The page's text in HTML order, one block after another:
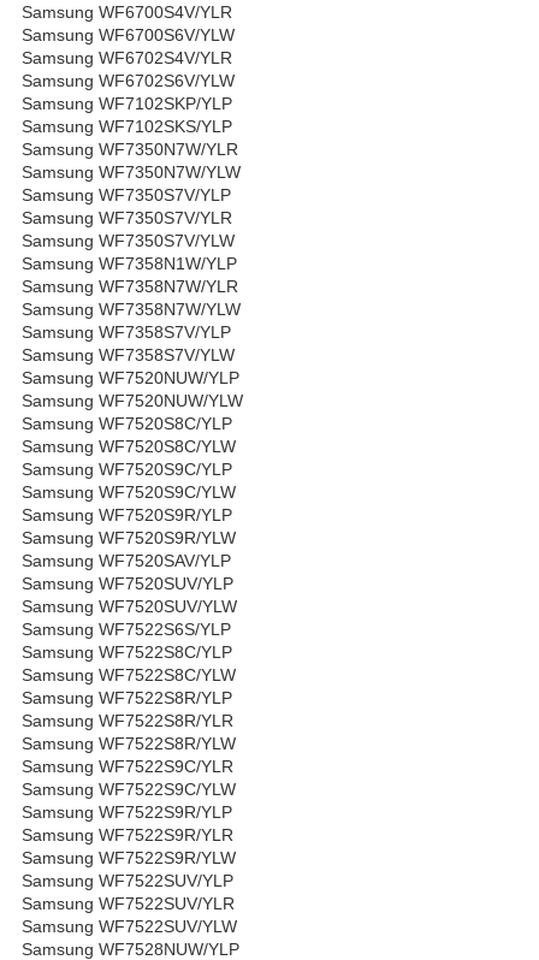
Samsung WF6700S4V/YLR
Samsung WF6700S6V/YLW
Samsung WF6702S4V/YLR
Samsung WF6702S6V/YLW
Samsung WF7102SKP/YLP
Samsung WF7102SKS/YLP
Samsung WF7350N7W/YLR
Samsung WF7350N7W/YLW
Samsung WF7350S7V/YLP
Samsung WF7350S7V/YLR
Samsung WF7350S7V/YLW
Samsung WF7358N1W/YLP
Samsung WF7358N7W/YLR
Samsung WF7358N7W/YLW
Samsung WF7358S7V/YLP
Samsung WF7358S7V/YLW
Samsung WF7520NUW/YLP
Samsung WF7520NUW/YLW
Samsung WF7520S8C/YLP
Samsung WF7520S8C/YLW
Samsung WF7520S9C/YLP
Samsung WF7520S9C/YLW
Samsung WF7520S9R/YLP
Samsung WF7520S9R/YLW
Samsung WF7520SAV/YLP
Samsung WF7520SUV/YLP
Samsung WF7520SUV/YLW
Samsung WF7522S6S/YLP
Samsung WF7522S8C/YLP
Samsung WF7522S8C/YLW
Samsung WF7522S8R/YLP
Samsung WF7522S8R/YLR
Samsung WF7522S8R/YLW
Samsung WF7522S9C/YLR
Samsung WF7522S9C/YLW
Samsung WF7522S9R/YLP
Samsung WF7522S9R/YLR
Samsung WF7522S9R/YLW
Samsung WF7522SUV/YLP
Samsung WF7522SUV/YLR
Samsung WF7522SUV/YLW
Samsung WF7528NUW/YLP